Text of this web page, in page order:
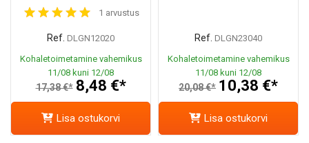
1 arvustus
Ref. DLGN12020
Kohaletoimetamine vahemikus
11/08 kuni 12/08
17,38 €* 8,48 €*
Lisa ostukorvi
Ref. DLGN23040
Kohaletoimetamine vahemikus
11/08 kuni 12/08
20,08 €* 10,38 €*
Lisa ostukorvi